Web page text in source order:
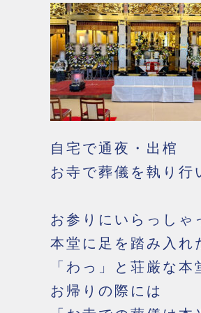
自宅で通夜・出棺
お寺で葬儀を執り行
お参りにいらっしゃ
本堂に足を踏み入れ
「わっ」と荘厳な
お帰りの際には